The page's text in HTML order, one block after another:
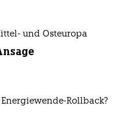
und Osteuropa
Rollback?